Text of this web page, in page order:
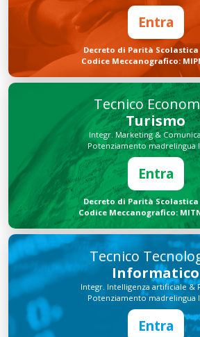
Entra
Decreto di Parità Scolastica
Codice Meccanografico:
Tecnico
Turismo
Integr. Marketing &
Potenziamento madrelingua
Entra
Decreto di Parità Scolastica
Codice Meccanografico:
Tecnico
Informatico
Integr. Intelligenza artificiale &
Potenziamento madrelingua
Entra